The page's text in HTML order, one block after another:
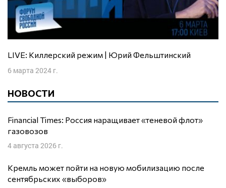
LIVE: Киллерский режим | Юрий Фельштинский
6 марта 2024 г.
НОВОСТИ
Financial Times: Россия наращивает «теневой флот»
газовозов
4 августа 2026 г.
Кремль может пойти на новую мобилизацию после
сентябрьских «выборов»